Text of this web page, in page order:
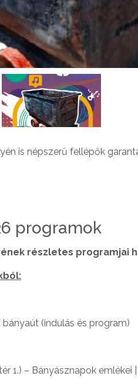
is népszerű fellépők
programok
részletes programjai
(indulás és program)
1.) – Bányásznapok emlékei